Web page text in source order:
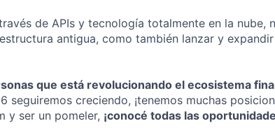
de APIs y tecnología totalmente en la nube,
antigua, como también lanzar y
que está revolucionando el ecosistema
seguiremos creciendo, ¡tenemos muchas
y ser un pomeler, ¡conocé todas las